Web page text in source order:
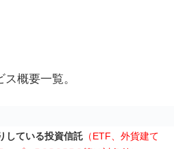
概要一覧。
している投資信託 （ETF、外貨建て